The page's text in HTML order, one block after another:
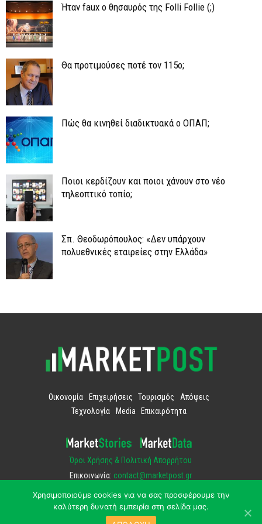
Ήταν faux ο θησαυρός της Folli Follie (;)
Θα προτιμούσες ποτέ τον 115ο;
Πώς θα κινηθεί διαδικτυακά ο ΟΠΑΠ;
Ποιοι κερδίζουν και ποιοι χάνουν στο νέο
τηλεοπτικό τοπίο;
Σπ. Θεοδωρόπουλος: «Δεν υπάρχουν
πολυεθνικές εταιρείες στην Ελλάδα»
Οικονομία Επιχειρήσεις Τουρισμός
Απόψεις
Τεχνολογία
Media Επικαιρότητα
Όροι Χρήσης & Πολιτική Απορρήτου
Επικοινωνία: contact@marketpost.gr
Χρησιμοποιούμε cookies για να σας προσφέρουμε την
καλύτερη δυνατή εμπειρία στη σελίδα μας.